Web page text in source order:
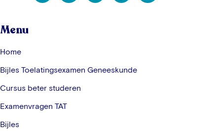
Menu
Home
Bijles Toelatingsexamen Geneeskunde
Cursus beter studeren
Examenvragen TAT
Bijles